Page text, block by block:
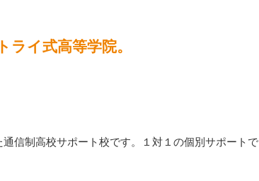
イ式高等学院。
信制高校サポート校です。１対１の個別サポートで